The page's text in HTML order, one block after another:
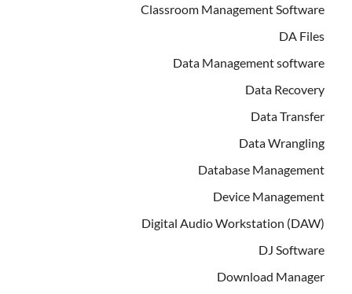
Classroom Management Software
DA Files
Data Management software
Data Recovery
Data Transfer
Data Wrangling
Database Management
Device Management
Digital Audio Workstation (DAW)
DJ Software
Download Manager